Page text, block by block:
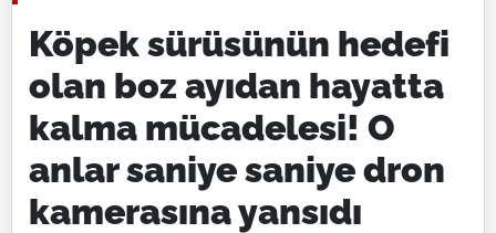
Köpek sürüsünün hedefi
olan boz ayıdan hayatta
kalma mücadelesi! O
anlar saniye saniye dron
kamerasına yansıdı